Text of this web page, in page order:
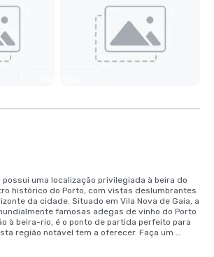
possui uma localização privilegiada à beira do
histórico do Porto, com vistas deslumbrantes
da cidade. Situado em Vila Nova de Gaia, a
famosas adegas de vinho do Porto
à beira-rio, é o ponto de partida perfeito para
região notável tem a oferecer. Faça um
pelas ruas de paralelepípedos do Porto,